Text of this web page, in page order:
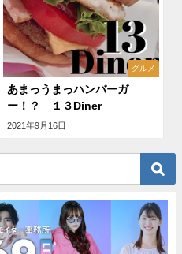
グルメ
あまっうまっハンバーガ
ー！？ １３Diner
2021年9月16日